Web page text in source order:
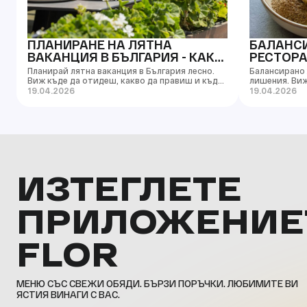
ПЛАНИРАНЕ НА ЛЯТНА
ВАКАНЦИЯ В БЪЛГАРИЯ - КАК
ДА ГО НАПРАВИШ ПРАВИЛНО
Планирай лятна ваканция в България лесно.
Виж къде да отидеш, какво да правиш и къде
да хапнеш в Бургас и Слънчев бряг.
19.04.2026
Балансирано
лишения.
наслаждаваш
19.04.2026
ИЗТЕГЛЕТЕ
FLOR
МЕНЮ СЪС СВЕЖИ ОБЯДИ. БЪРЗИ ПОРЪЧКИ. ЛЮБИМИТЕ ВИ
ЯСТИЯ ВИНАГИ С ВАС.